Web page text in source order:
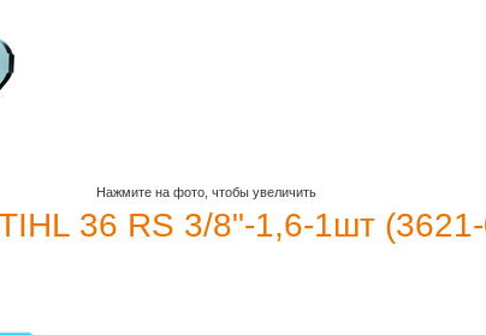
Нажмите на фото, чтобы увеличить
36 RS 3/8"-1,6-1шт